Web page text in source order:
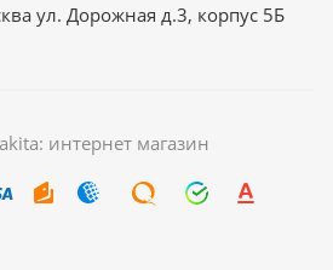
ул. Дорожная д.3, корпус 5Б
интернет магазин